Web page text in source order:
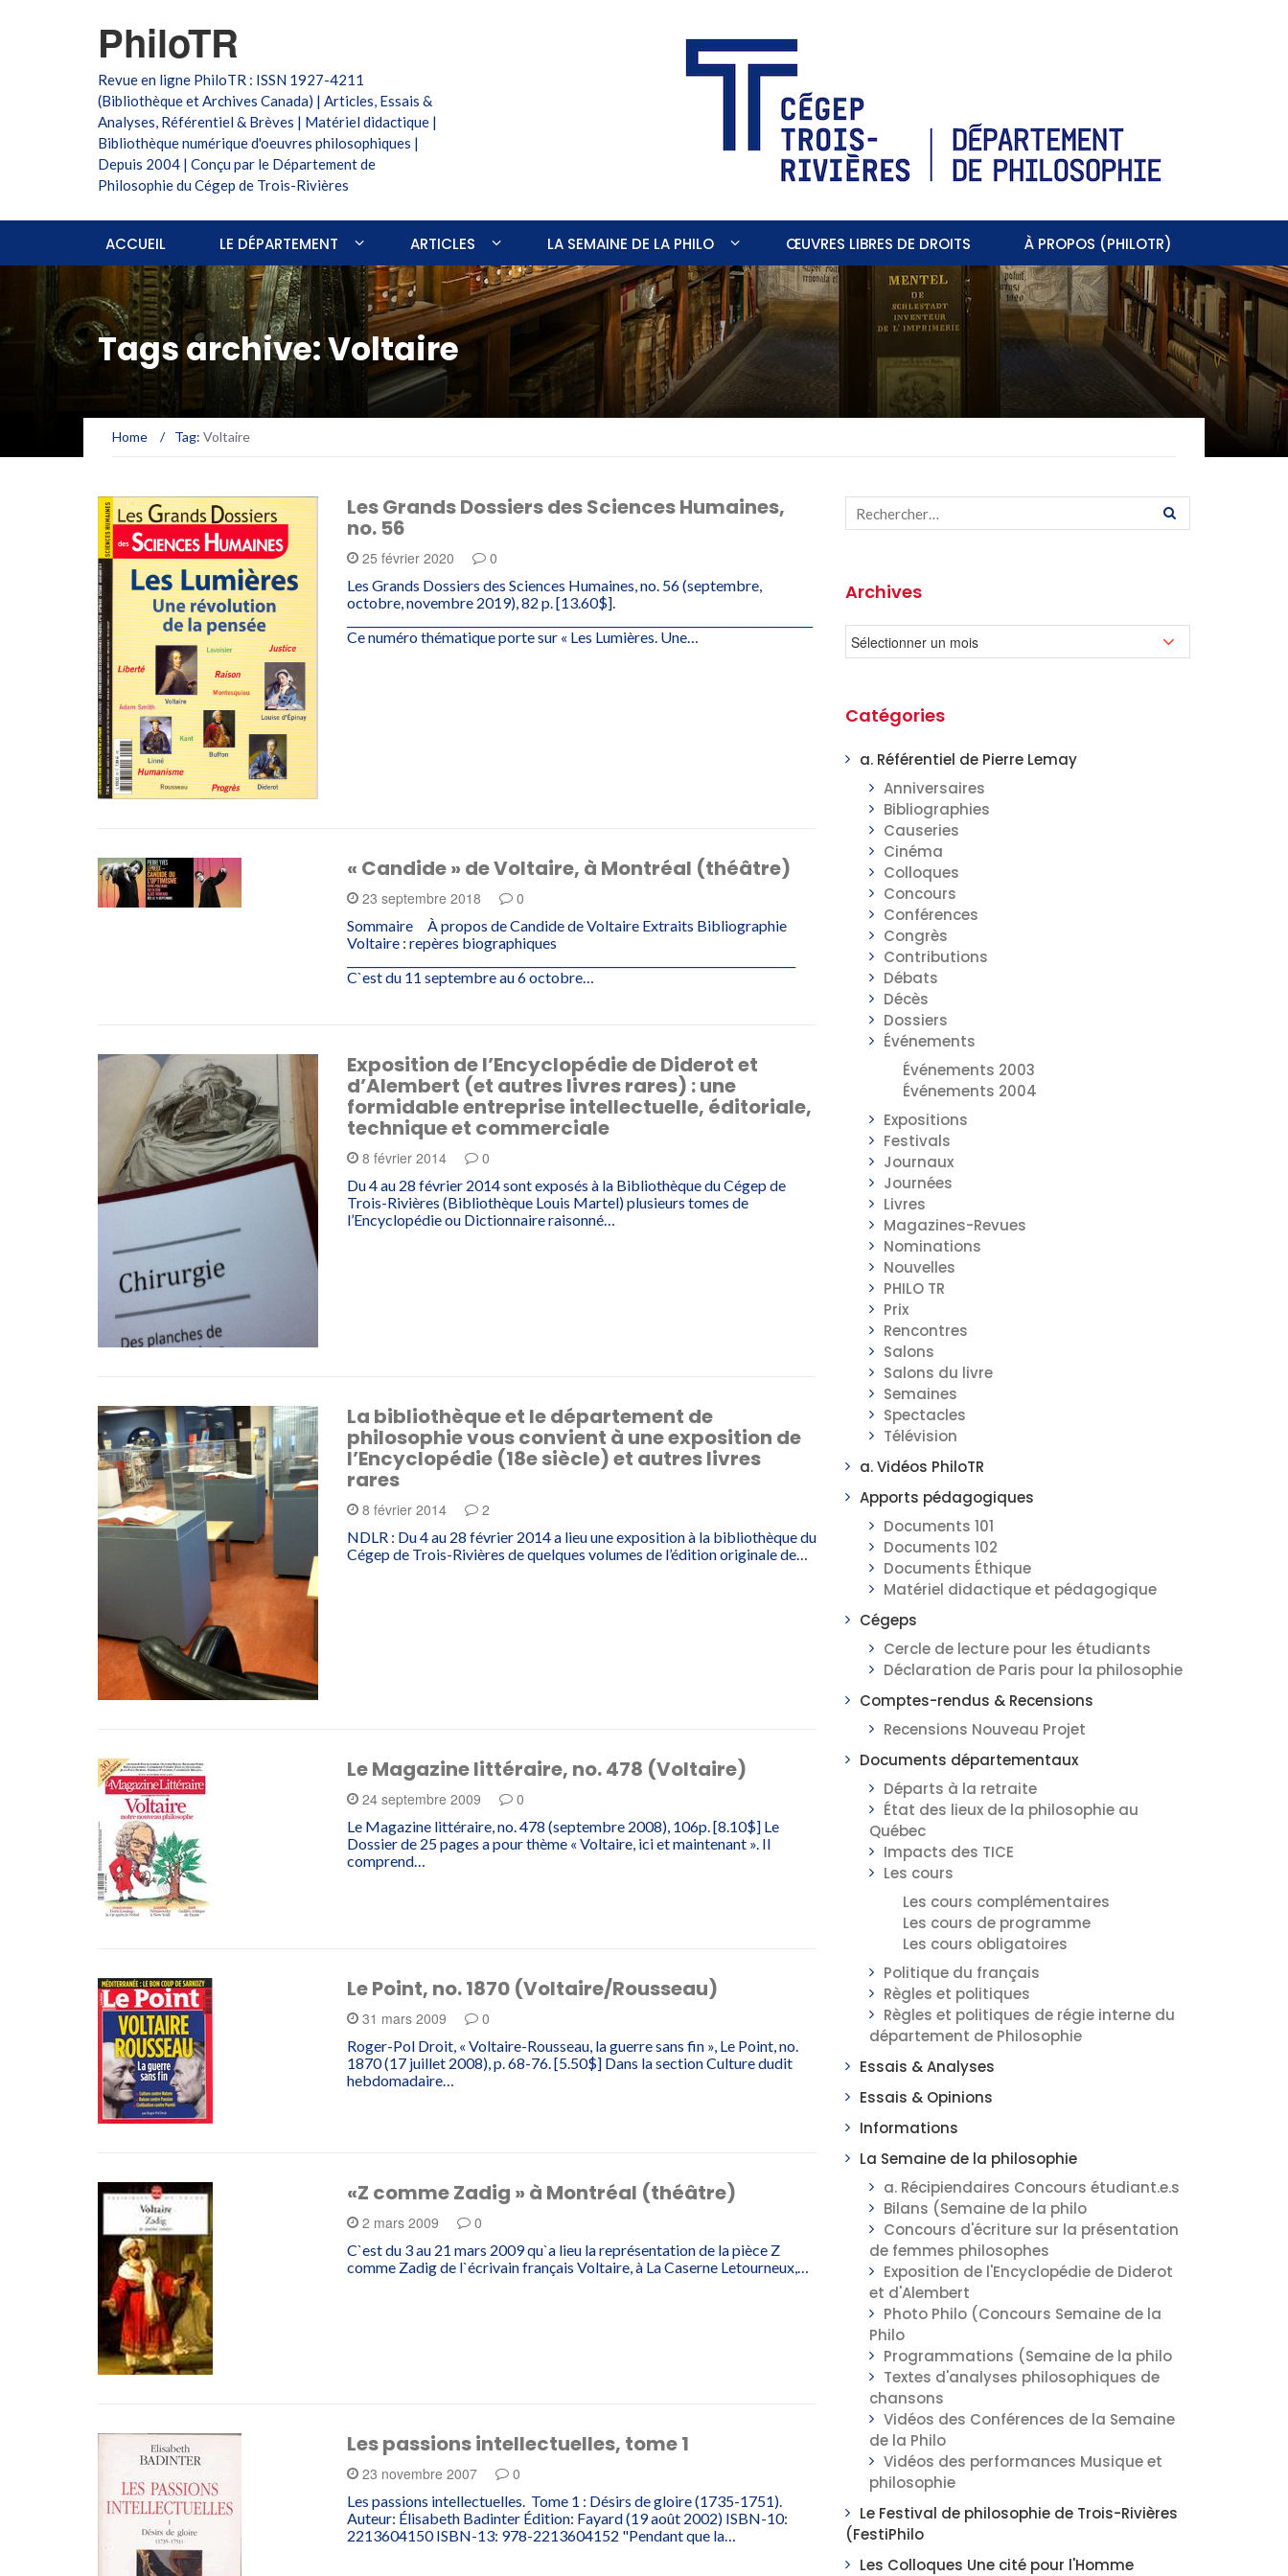
PhiloTR
Revue en ligne PhiloTR : ISSN 1927-4211
(Bibliothèque et Archives Canada) | Articles, Essais &
Analyses, Référentiel & Brèves | Matériel didactique |
Bibliothèque numérique d'oeuvres philosophiques |
Depuis 2004 | Conçu par le Département de
Philosophie du Cégep de Trois-Rivières
ACCUEIL LE DÉPARTEMENT ARTICLES LA SEMAINE DE LA PHILO ŒUVRES LIBRES DE DROITS À PROPOS (PHILOTR)
Tags archive: Voltaire
Home / Tag: Voltaire
Les Grands Dossiers des Sciences Humaines,
no. 56
25 février 2020 0
Les Grands Dossiers des Sciences Humaines, no. 56 (septembre,
octobre, novembre 2019), 82 p. [13.60$].
Ce numéro thématique porte sur « Les Lumières. Une…
« Candide » de Voltaire, à Montréal (théâtre)
23 septembre 2018 0
Sommaire À propos de Candide de Voltaire Extraits Bibliographie
Voltaire : repères biographiques
C`est du 11 septembre au 6 octobre…
Exposition de l’Encyclopédie de Diderot et
d’Alembert (et autres livres rares) : une
formidable entreprise intellectuelle, éditoriale,
technique et commerciale
8 février 2014 0
Du 4 au 28 février 2014 sont exposés à la Bibliothèque du Cégep de
Trois-Rivières (Bibliothèque Louis Martel) plusieurs tomes de
l’Encyclopédie ou Dictionnaire raisonné…
La bibliothèque et le département de
philosophie vous convient à une exposition de
l’Encyclopédie (18e siècle) et autres livres
rares
8 février 2014 2
NDLR : Du 4 au 28 février 2014 a lieu une exposition à la bibliothèque du
Cégep de Trois-Rivières de quelques volumes de l’édition originale de…
Le Magazine littéraire, no. 478 (Voltaire)
24 septembre 2009 0
Le Magazine littéraire, no. 478 (septembre 2008), 106p. [8.10$] Le
Dossier de 25 pages a pour thème « Voltaire, ici et maintenant ». Il
comprend…
Le Point, no. 1870 (Voltaire/Rousseau)
31 mars 2009 0
Roger-Pol Droit, « Voltaire-Rousseau, la guerre sans fin », Le Point, no.
1870 (17 juillet 2008), p. 68-76. [5.50$] Dans la section Culture dudit
hebdomadaire…
«Z comme Zadig » à Montréal (théâtre)
2 mars 2009 0
C`est du 3 au 21 mars 2009 qu`a lieu la représentation de la pièce Z
comme Zadig de l`écrivain français Voltaire, à La Caserne Letourneux,…
Les passions intellectuelles, tome 1
23 novembre 2007 0
Les passions intellectuelles. Tome 1 : Désirs de gloire (1735-1751).
Auteur: Élisabeth Badinter Édition: Fayard (19 août 2002) ISBN-10:
2213604150 ISBN-13: 978-2213604152 "Pendant que la…
Archives
Catégories
a. Référentiel de Pierre Lemay
Anniversaires
Bibliographies
Causeries
Cinéma
Colloques
Concours
Conférences
Congrès
Contributions
Débats
Décès
Dossiers
Événements
Événements 2003
Événements 2004
Expositions
Festivals
Journaux
Journées
Livres
Magazines-Revues
Nominations
Nouvelles
PHILO TR
Prix
Rencontres
Salons
Salons du livre
Semaines
Spectacles
Télévision
a. Vidéos PhiloTR
Apports pédagogiques
Documents 101
Documents 102
Documents Éthique
Matériel didactique et pédagogique
Cégeps
Cercle de lecture pour les étudiants
Déclaration de Paris pour la philosophie
Comptes-rendus & Recensions
Recensions Nouveau Projet
Documents départementaux
Départs à la retraite
État des lieux de la philosophie au
Québec
Impacts des TICE
Les cours
Les cours complémentaires
Les cours de programme
Les cours obligatoires
Politique du français
Règles et politiques
Règles et politiques de régie interne du
département de Philosophie
Essais & Analyses
Essais & Opinions
Informations
La Semaine de la philosophie
a. Récipiendaires Concours étudiant.e.s
Bilans (Semaine de la philo
Concours d'écriture sur la présentation
de femmes philosophes
Exposition de l'Encyclopédie de Diderot
et d'Alembert
Photo Philo (Concours Semaine de la
Philo
Programmations (Semaine de la philo
Textes d'analyses philosophiques de
chansons
Vidéos des Conférences de la Semaine
de la Philo
Vidéos des performances Musique et
philosophie
Le Festival de philosophie de Trois-Rivières
(FestiPhilo
Les Colloques Une cité pour l'Homme